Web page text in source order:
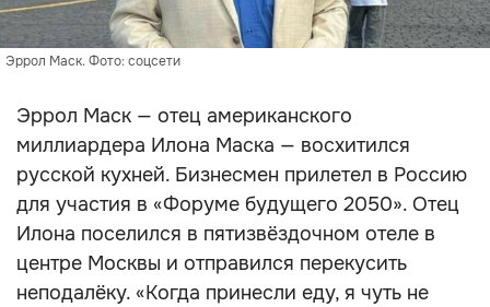
Эррол Маск. Фото: соцсети
Эррол Маск — отец американского
миллиардера Илона Маска — восхитился
русской кухней. Бизнесмен прилетел в Россию
для участия в «Форуме будущего 2050». Отец
Илона поселился в пятизвёздочном отеле в
центре Москвы и отправился перекусить
неподалёку. «Когда принесли еду, я чуть не